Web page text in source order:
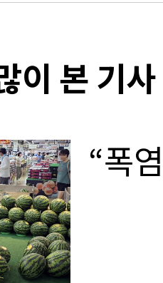
이 본 기사
“폭